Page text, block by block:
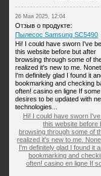
26 Мая 2025, 12:04
Отзыв о продукте:
Пылесос Samsung SC5490
Hi! I could have sworn I've
this website before but after
browsing through some of
realized it's new to me.
I'm definitely glad I found it
bookmarking and checking
often! casino en ligne If
desires to be updated with
technologies...
Hi! I could have sworn
this website before
browsing through some of
realized it's new to me.
I'm definitely glad I found it
bookmarking and
often! casino en ligne If